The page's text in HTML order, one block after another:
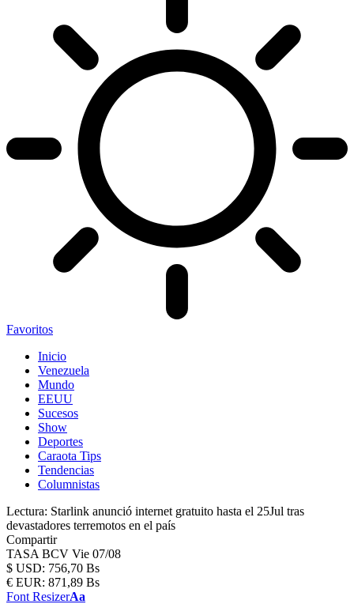
Favoritos
Inicio
Venezuela
Mundo
EEUU
Sucesos
Show
Deportes
Caraota Tips
Tendencias
Columnistas
Lectura: Starlink anunció internet gratuito hasta el 25Jul tras
devastadores terremotos en el país
Compartir
TASA BCV Vie 07/08
$ USD: 756,70 Bs
€ EUR: 871,89 Bs
Font ResizerAa